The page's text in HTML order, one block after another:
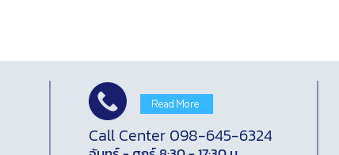
Read More
Call Center 098-645-6324